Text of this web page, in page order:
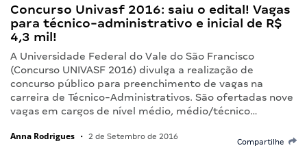
Concurso Univasf 2016: saiu o edital! Vagas
para técnico-administrativo e inicial de R$
4,3 mil!
A Universidade Federal do Vale do São Francisco
(Concurso UNIVASF 2016) divulga a realização de
concurso público para preenchimento de vagas na
carreira de Técnico-Administrativos. São ofertadas nove
vagas em cargos de nível médio, médio/técnico…
Anna Rodrigues • 2 de Setembro de 2016
Compartilhe